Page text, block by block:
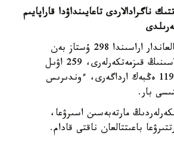
ناگرادالاردى تاعايىنداۋدا قاراپايىم
اتاپ ايتقاندا، ماراپاتتالعاندار اراسىندا 298 ۇستاز بەن
دەنساۋلىق ساقتاۋ سالاسىنىڭ قىزمەتكەرلەرى، 259 اۋىل
شارۋاشىلىعى مامانى، 119 ەڭبەك ارداگەرى، ءوندىرىس
مارتەبەسىن اسىرۋعا،
باعىتتالعان ناقتى قادام.